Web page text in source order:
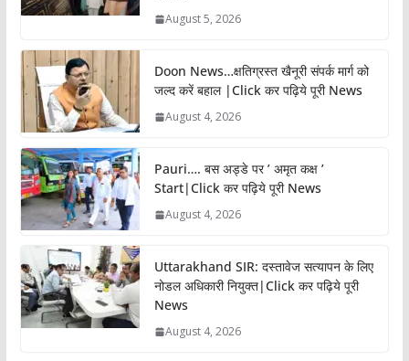
August 5, 2026
Doon News…क्षतिग्रस्त खैनूरी संपर्क मार्ग को
जल्द करें बहाल |Click कर पढ़िये पूरी News
August 4, 2026
Pauri…. बस अड्डे पर ’ अमृत कक्ष ’
Start|Click कर पढ़िये पूरी News
August 4, 2026
Uttarakhand SIR: दस्तावेज सत्यापन के लिए
नोडल अधिकारी नियुक्त|Click कर पढ़िये पूरी
News
August 4, 2026